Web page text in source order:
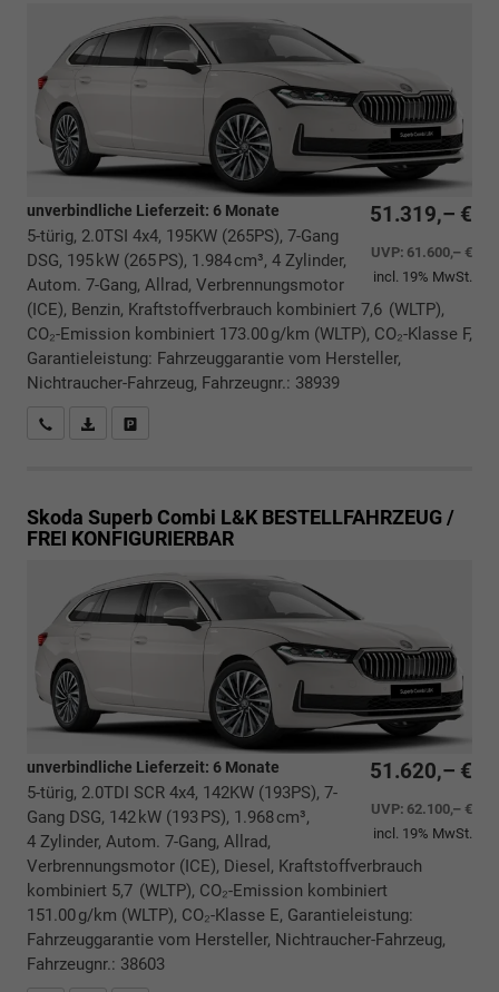
51.319,– €
UVP: 61.600,– €
incl. 19% MwSt.
unverbindliche Lieferzeit: 6 Monate
5-türig, 2.0TSI 4x4, 195KW (265PS), 7-Gang
DSG, 195 kW (265 PS), 1.984 cm³, 4 Zylinder,
Autom. 7-Gang, Allrad, Verbrennungsmotor
(ICE), Benzin, Kraftstoffverbrauch kombiniert 7,6 (WLTP),
CO₂-Emission kombiniert 173.00 g/km (WLTP), CO₂-Klasse F,
Garantieleistung: Fahrzeuggarantie vom Hersteller,
Nichtraucher-Fahrzeug, Fahrzeugnr.: 38939
Rückrufbitte absenden
PDF-Datei, Fahrzeugexposé drucken
Skoda Superb Combi L&K BESTELLFAHRZEUG /
FREI KONFIGURIERBAR
51.620,– €
UVP: 62.100,– €
incl. 19% MwSt.
unverbindliche Lieferzeit: 6 Monate
5-türig, 2.0TDI SCR 4x4, 142KW (193PS), 7-
Gang DSG, 142 kW (193 PS), 1.968 cm³,
4 Zylinder, Autom. 7-Gang, Allrad,
Verbrennungsmotor (ICE), Diesel, Kraftstoffverbrauch
kombiniert 5,7 (WLTP), CO₂-Emission kombiniert
151.00 g/km (WLTP), CO₂-Klasse E, Garantieleistung:
Fahrzeuggarantie vom Hersteller, Nichtraucher-Fahrzeug,
Fahrzeugnr.: 38603